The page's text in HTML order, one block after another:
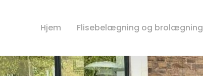
Hjem Flisebelægning og brolægning